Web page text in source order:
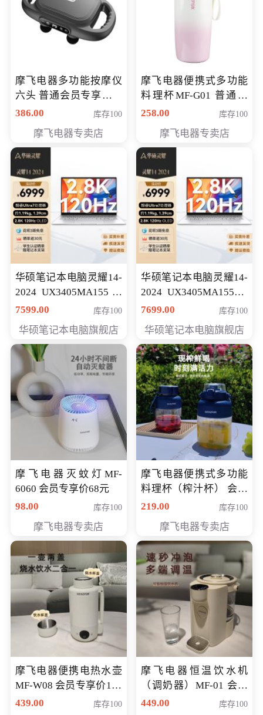
摩飞电器多功能按摩仪
六头 普通会员专享价格
199元
386.00 库存100
摩飞电器专卖店
摩飞电器便携式多功能
料理杯MF-G01 普通会
员专享价格118元
258.00 库存100
摩飞电器专卖店
华硕笔记本电脑灵耀14-
2024 UX3405MA155冰
川银 oled 智慧轻薄本 会
7599.00 库存100
华硕笔记本电脑旗舰店
华硕笔记本电脑灵耀14-
2024 UX3405MA155夜
空蓝 oled 智慧轻薄本 会
7699.00 库存100
华硕笔记本电脑旗舰店
摩飞电器灭蚊灯MF-
6060 会员专享价68元
98.00
库存100
摩飞电器专卖店
摩飞电器便携式多功能
料理杯（榨汁杯） 会员
专享价118元
219.00 库存100
摩飞电器专卖店
摩飞电器便携电热水壶
MF-W08 会员专享价198
元
439.00 库存100
摩飞电器恒温饮水机
（调奶器）MF-01 会员
专享价366元
449.00 库存100